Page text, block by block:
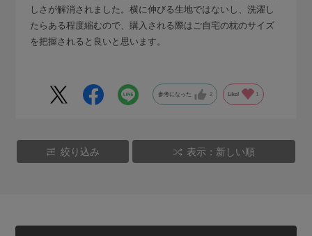
しさが解消されました。横に伸びる生地ではないし、洗濯し
たらある程度縮むので、購入される際はご自宅の枕のサイズ
を把握されると良いと思います。
参考になった 2 Like!
絞り込み 表示：新しい順